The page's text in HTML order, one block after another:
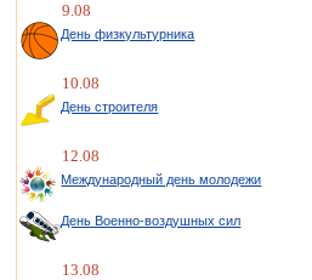
9.08
День физкультурника
10.08
День строителя
12.08
Международный день молодежи
День Военно-воздушных сил
13.08